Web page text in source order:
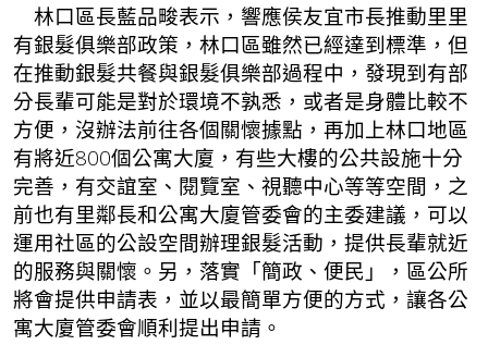
林口區長藍品畯表示，響應侯友宜市長推動里里
有銀髮俱樂部政策，林口區雖然已經達到標準，但
在推動銀髮共餐與銀髮俱樂部過程中，發現到有部
分長輩可能是對於環境不孰悉，或者是身體比較不
方便，沒辦法前往各個關懷據點，再加上林口地區
有將近800個公寓大廈，有些大樓的公共設施十分
完善，有交誼室、閱覽室、視聽中心等等空間，之
前也有里鄰長和公寓大廈管委會的主委建議，可以
運用社區的公設空間辦理銀髮活動，提供長輩就近
的服務與關懷。另，落實「簡政、便民」，區公所
將會提供申請表，並以最簡單方便的方式，讓各公
寓大廈管委會順利提出申請。